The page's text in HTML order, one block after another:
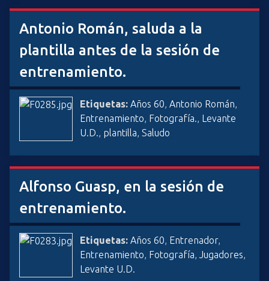
Antonio Román, saluda a la
plantilla antes de la sesión de
entrenamiento.
Etiquetas: Años 60, Antonio Román,
Entrenamiento, Fotografía., Levante
U.D., plantilla, Saludo
Alfonso Guasp, en la sesión de
entrenamiento.
Etiquetas: Años 60, Entrenador,
Entrenamiento, Fotografía, Jugadores,
Levante U.D.